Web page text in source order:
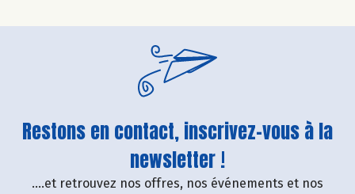
Restons en contact, inscrivez-vous à la
newsletter !
....et retrouvez nos offres, nos événements et nos